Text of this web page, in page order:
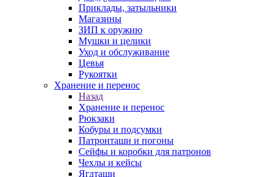
Приклады, затыльники
Магазины
ЗИП к оружию
Мушки и целики
Уход и обслуживание
Цевья
Рукоятки
Хранение и перенос
Назад
Хранение и перенос
Рюкзаки
Кобуры и подсумки
Патронташи и погоны
Сейфы и коробки для патронов
Чехлы и кейсы
Ягдташи